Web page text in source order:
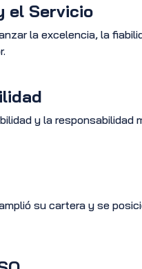
el Servicio
la excelencia, la
y la responsabilidad
su cartera y se